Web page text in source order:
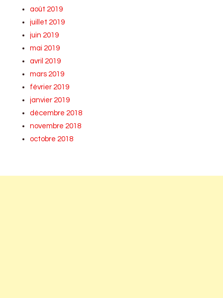
août 2019
juillet 2019
juin 2019
mai 2019
avril 2019
mars 2019
février 2019
janvier 2019
décembre 2018
novembre 2018
octobre 2018